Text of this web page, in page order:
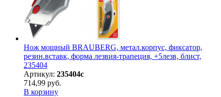
Нож мощный BRAUBERG, метал.корпус, фиксатор,
резин.вставк, форма лезвия-трапеция, +5лезв, блист,
235404
Артикул: 235404с
714,99 руб.
В корзину